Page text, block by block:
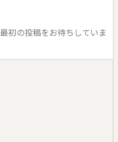
初の投稿をお待ちしていま